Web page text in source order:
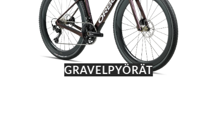
GRAVELPYÖRÄT